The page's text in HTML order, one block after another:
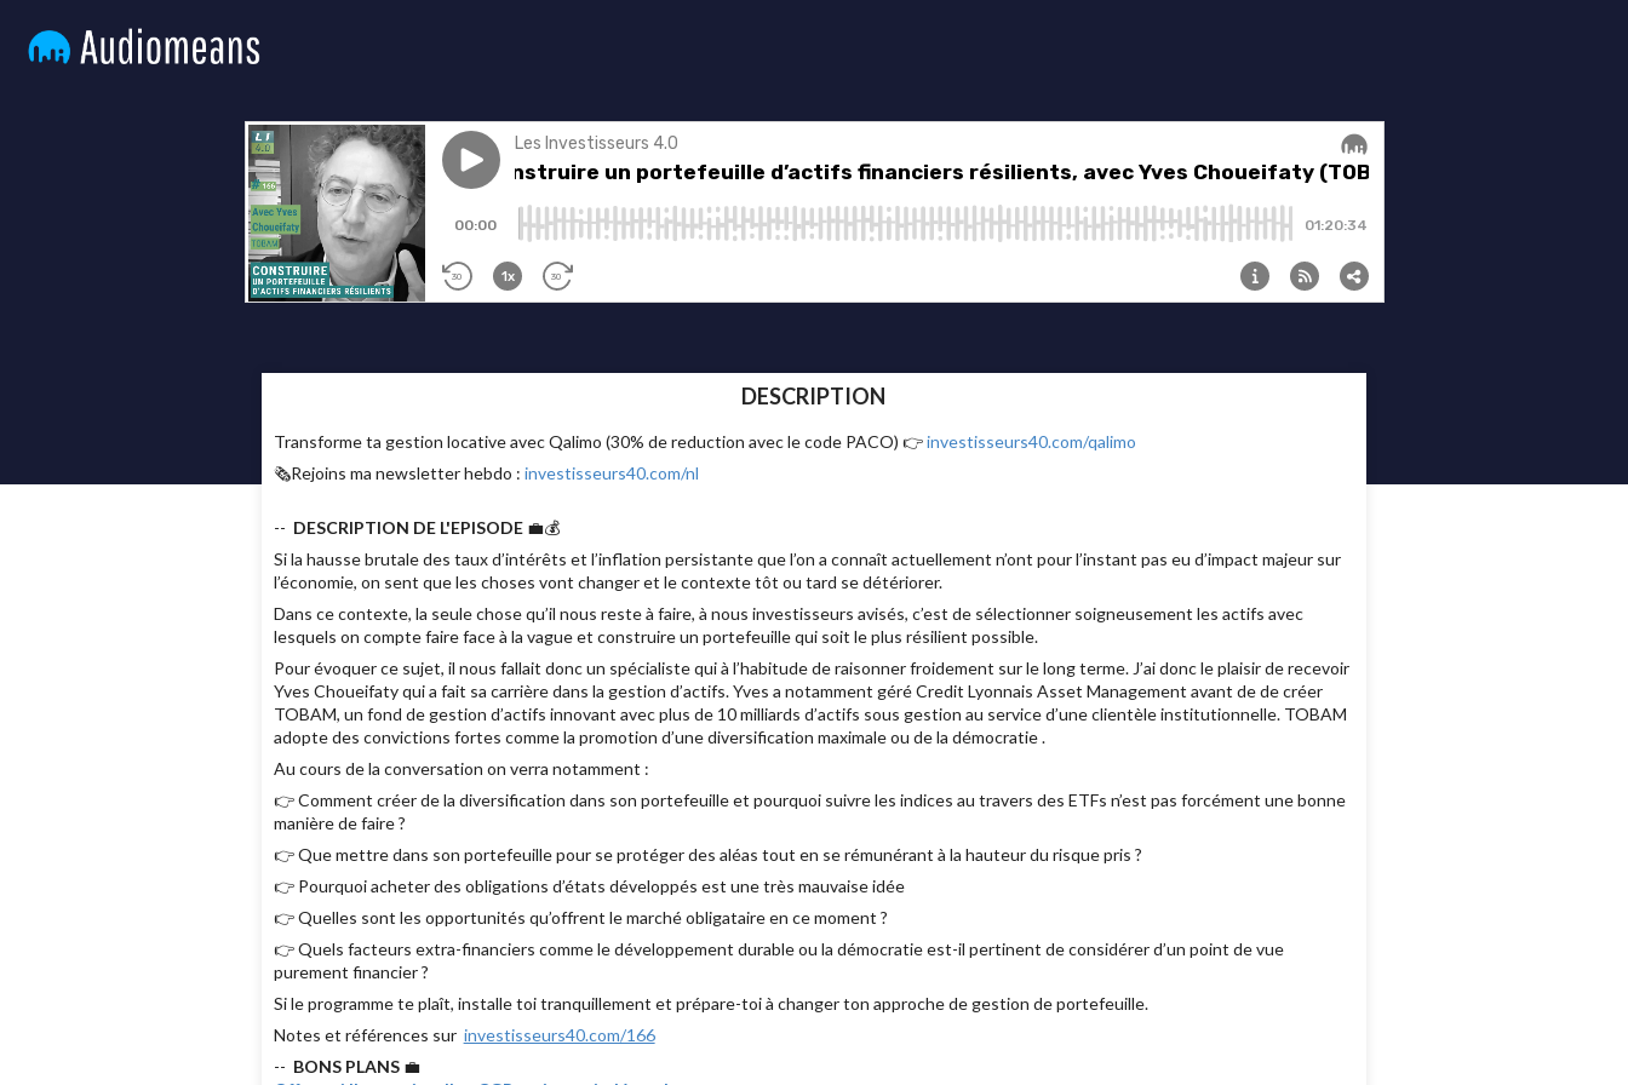
DESCRIPTION
Transforme ta gestion locative avec Qalimo (30% de reduction avec le code PACO) 👉investisseurs40.com/qalimo
🗞Rejoins ma newsletter hebdo : investisseurs40.com/nl
-- DESCRIPTION DE L'EPISODE 💼💰
Si la hausse brutale des taux d’intérêts et l’inflation persistante que l’on a connaît actuellement n’ont pour l’instant pas eu d’impact majeur sur
l’économie, on sent que les choses vont changer et le contexte tôt ou tard se détériorer.
Dans ce contexte, la seule chose qu’il nous reste à faire, à nous investisseurs avisés, c’est de sélectionner soigneusement les actifs avec
lesquels on compte faire face à la vague et construire un portefeuille qui soit le plus résilient possible.
Pour évoquer ce sujet, il nous fallait donc un spécialiste qui à l’habitude de raisonner froidement sur le long terme. J’ai donc le plaisir de recevoir
Yves Choueifaty qui a fait sa carrière dans la gestion d’actifs. Yves a notamment géré Credit Lyonnais Asset Management avant de de créer
TOBAM, un fond de gestion d’actifs innovant avec plus de 10 milliards d’actifs sous gestion au service d’une clientèle institutionnelle. TOBAM
adopte des convictions fortes comme la promotion d’une diversification maximale ou de la démocratie .
Au cours de la conversation on verra notamment :
👉 Comment créer de la diversification dans son portefeuille et pourquoi suivre les indices au travers des ETFs n’est pas forcément une bonne
manière de faire ?
👉 Que mettre dans son portefeuille pour se protéger des aléas tout en se rémunérant à la hauteur du risque pris ?
👉 Pourquoi acheter des obligations d’états développés est une très mauvaise idée
👉 Quelles sont les opportunités qu’offrent le marché obligataire en ce moment ?
👉 Quels facteurs extra-financiers comme le développement durable ou la démocratie est-il pertinent de considérer d’un point de vue
purement financier ?
Si le programme te plaît, installe toi tranquillement et prépare-toi à changer ton approche de gestion de portefeuille.
Notes et références sur investisseurs40.com/166
-- BONS PLANS 💼